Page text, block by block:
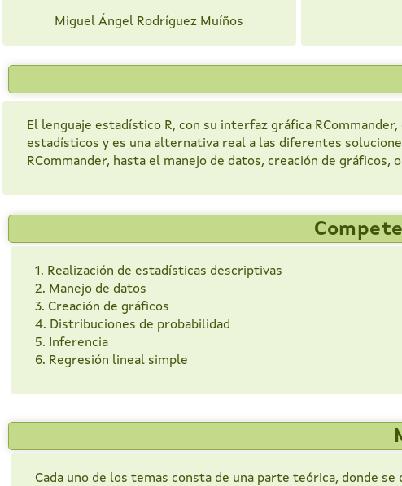
Miguel Ángel Rodríguez Muíños
El lenguaje estadístico R, con su interfaz gráfica
estadísticos y es una alternativa real a las diferentes
RCommander, hasta el manejo de datos, creación de
1. Realización de estadísticas descriptivas
2. Manejo de datos
3. Creación de gráficos
4. Distribuciones de probabilidad
5. Inferencia
6. Regresión lineal simple
Cada uno de los temas consta de una parte teórica, donde